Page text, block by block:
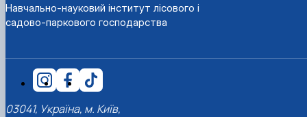
Навчально-науковий інститут лісового і
садово-паркового господарства
03041, Україна, м. Київ,